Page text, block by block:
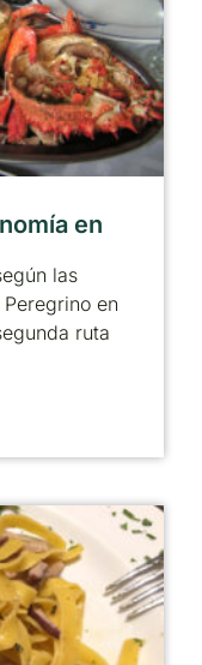
en
las
en
ruta